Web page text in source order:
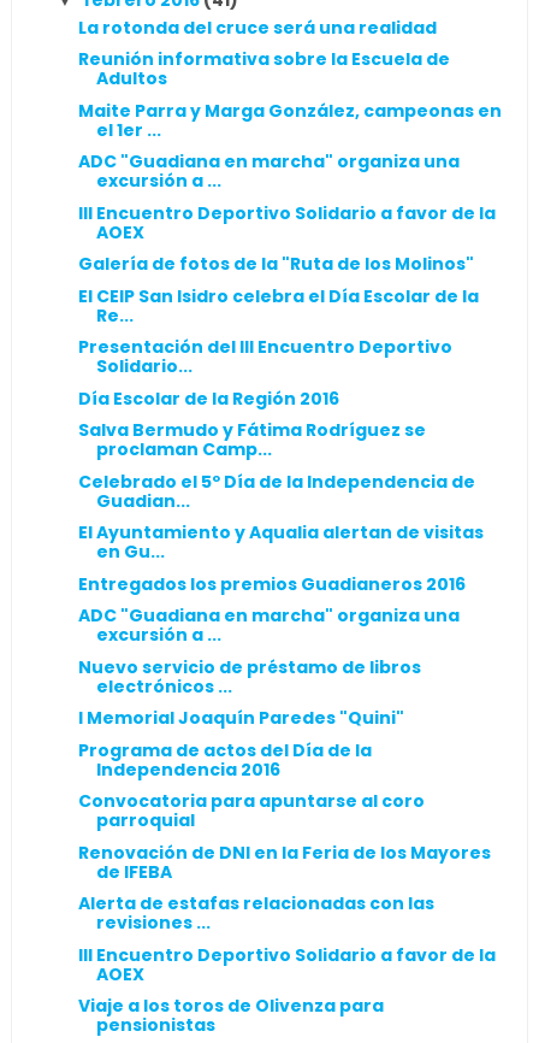
La rotonda del cruce será una realidad
Reunión informativa sobre la Escuela de
Adultos
Maite Parra y Marga González, campeonas en
el 1er ...
ADC "Guadiana en marcha" organiza una
excursión a ...
III Encuentro Deportivo Solidario a favor de la
AOEX
Galería de fotos de la "Ruta de los Molinos"
El CEIP San Isidro celebra el Día Escolar de la
Re...
Presentación del III Encuentro Deportivo
Solidario...
Día Escolar de la Región 2016
Salva Bermudo y Fátima Rodríguez se
proclaman Camp...
Celebrado el 5º Día de la Independencia de
Guadian...
El Ayuntamiento y Aqualia alertan de visitas
en Gu...
Entregados los premios Guadianeros 2016
ADC "Guadiana en marcha" organiza una
excursión a ...
Nuevo servicio de préstamo de libros
electrónicos ...
I Memorial Joaquín Paredes "Quini"
Programa de actos del Día de la
Independencia 2016
Convocatoria para apuntarse al coro
parroquial
Renovación de DNI en la Feria de los Mayores
de IFEBA
Alerta de estafas relacionadas con las
revisiones ...
III Encuentro Deportivo Solidario a favor de la
AOEX
Viaje a los toros de Olivenza para
pensionistas